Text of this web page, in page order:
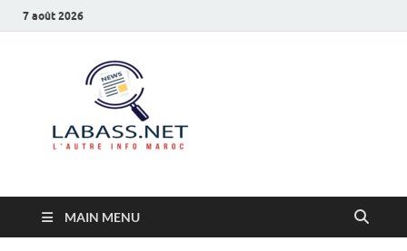
7 août 2026
MAIN MENU